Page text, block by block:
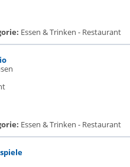
Essen & Trinken - Restaurant
Essen & Trinken - Restaurant